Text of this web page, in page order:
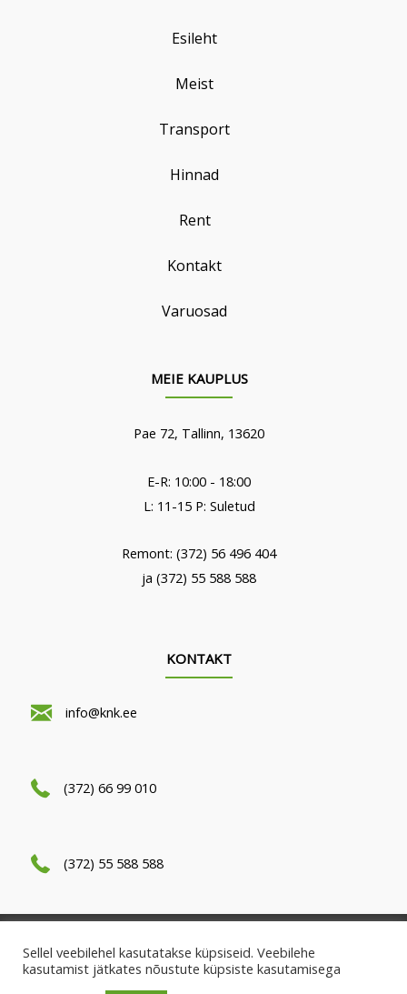
Esileht
Meist
Transport
Hinnad
Rent
Kontakt
Varuosad
MEIE KAUPLUS
Pae 72, Tallinn, 13620
E-R: 10:00 - 18:00
L: 11-15 P: Suletud
Remont: (372) 56 496 404
ja (372) 55 588 588
KONTAKT
info@knk.ee
(372) 66 99 010
(372) 55 588 588
Kasutatud Kodumasinad 2024
Sellel veebilehel kasutatakse küpsiseid. Veebilehe
kasutamist jätkates nõustute küpsiste kasutamisega